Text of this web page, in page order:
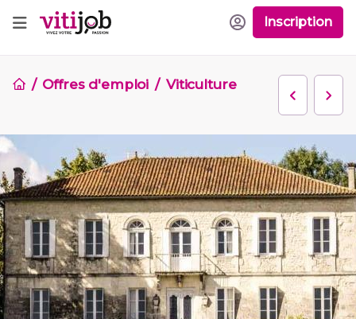
Inscription
Offres d'emploi Viticulture